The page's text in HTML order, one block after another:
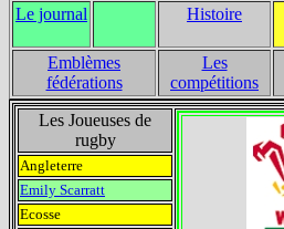
Le journal Histoire
Emblèmes
fédérations
Les
compétitions
Les Joueuses de
rugby
Angleterre
Emily Scarratt
Ecosse